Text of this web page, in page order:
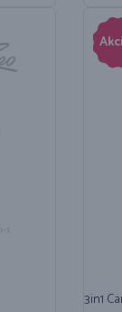
3in1